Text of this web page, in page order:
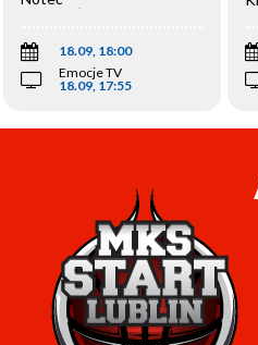
Inowrocław
18.09, 18:00
Emocje TV
18.09, 17:55